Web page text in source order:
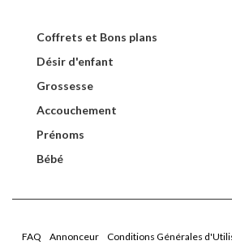
Coffrets et Bons plans
Désir d'enfant
Grossesse
Accouchement
Prénoms
Bébé
FAQ Annonceur Conditions Générales